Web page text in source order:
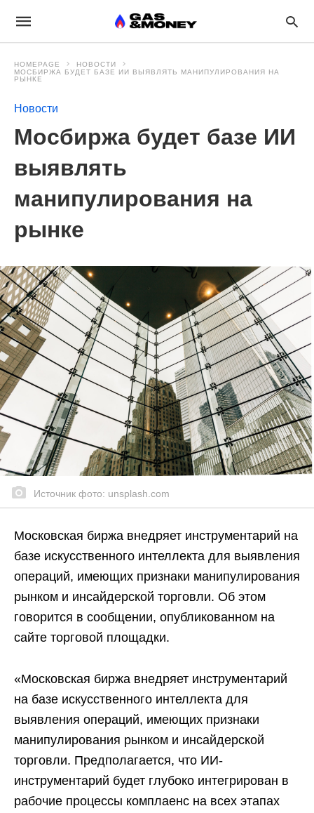
HOMEPAGE
НОВОСТИ
МОСБИРЖА БУДЕТ БАЗЕ ИИ ВЫЯВЛЯТЬ МАНИПУЛИРОВАНИЯ НА
РЫНКЕ
Новости
Мосбиржа будет базе ИИ
выявлять
манипулирования на
рынке
Источник фото: unsplash.com
Московская биржа внедряет инструментарий на
базе искусственного интеллекта для выявления
операций, имеющих признаки манипулирования
рынком и инсайдерской торговли. Об этом
говорится в сообщении, опубликованном на
сайте торговой площадки.
«Московская биржа внедряет инструментарий
на базе искусственного интеллекта для
выявления операций, имеющих признаки
манипулирования рынком и инсайдерской
торговли. Предполагается, что ИИ-
инструментарий будет глубоко интегрирован в
рабочие процессы комплаенс на всех этапах